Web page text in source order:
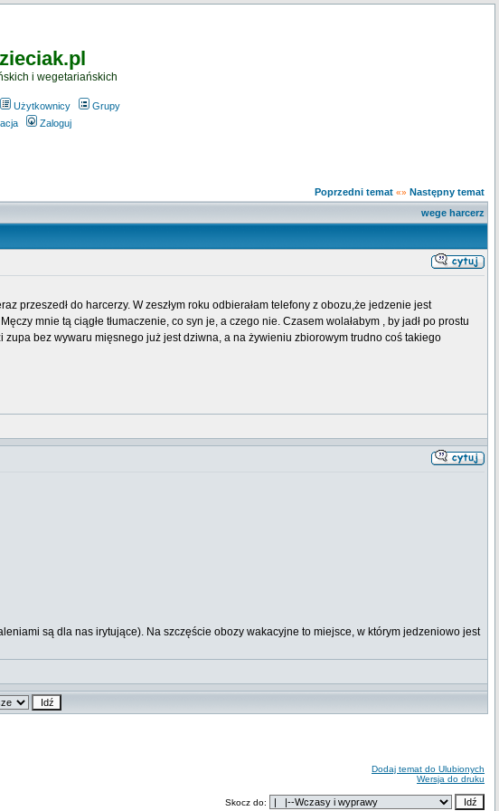
i wegetariańskich
Użytkownicy
Grupy
Zaloguj
Poprzedni temat «» Następny temat
wege harcerz
przeszedł do harcerzy. W zeszłym roku odbierałam telefony z obozu,że jedzenie jest
mnie tą ciągłe tłumaczenie, co syn je, a czego nie. Czasem wolałabym , by jadł po prostu
bez wywaru mięsnego już jest dziwna, a na żywieniu zbiorowym trudno coś takiego
są dla nas irytujące). Na szczęście obozy wakacyjne to miejsce, w którym jedzeniowo jest
Dodaj temat do Ulubionych
Wersja do druku
Skocz do: